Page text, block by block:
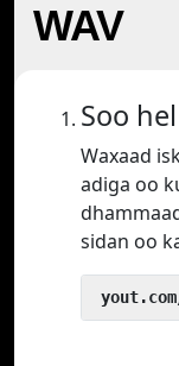
WAV
Soo
Waxaad
adiga oo
sidan oo